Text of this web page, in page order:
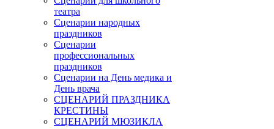
театра
Сценарии народных
праздников
Сценарии
профессиональных
праздников
Сценарии на День медика и
День врача
СЦЕНАРИЙ ПРАЗДНИКА
КРЕСТИНЫ
СЦЕНАРИЙ МЮЗИКЛА